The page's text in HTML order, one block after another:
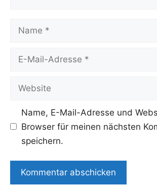
Name
Adresse
Website
Name, E-Mail-Adresse und
Browser für meinen nächsten
speichern.